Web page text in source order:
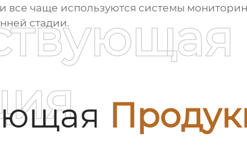
чаще используются системы
стадии.